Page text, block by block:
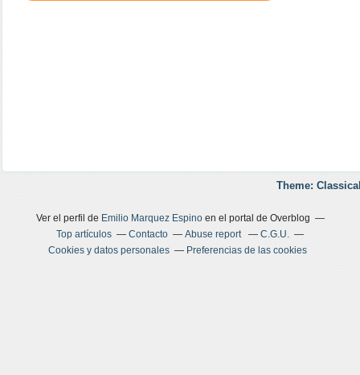
Theme:
Ver el perfil de Emilio Marquez Espinoen el portal de Overblog
Top artículos
Contacto Abuse report
C.G.U.
Cookies y datos personales
Preferencias de las cookies